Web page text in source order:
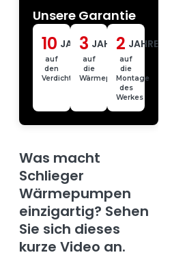
Unsere Garantie
10 JAHRE
auf
den
Verdichter
3 JAHRE
auf
die
Wärmepumpe
2 JAHRE
auf
die
Montage
des
Werkes
Was macht
Schlieger
Wärmepumpen
einzigartig? Sehen
Sie sich dieses
kurze Video an.